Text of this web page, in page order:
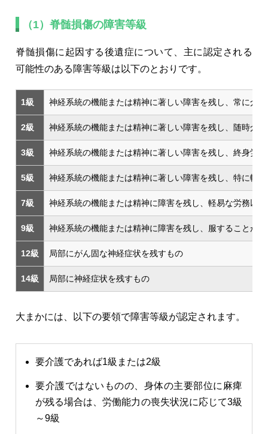
（1）脊髄損傷の障害等級
脊髄損傷に起因する後遺症について、主に認定される
可能性のある障害等級は以下のとおりです。
1級 神経系統の機能または精神に著しい障害を残し、常に介
2級 神経系統の機能または精神に著しい障害を残し、随時介
3級 神経系統の機能または精神に著しい障害を残し、終身労
5級 神経系統の機能または精神に著しい障害を残し、特に軽
7級 神経系統の機能または精神に障害を残し、軽易な労務以
9級 神経系統の機能または精神に障害を残し、服することが
12級 局部にがん固な神経症状を残すもの
14級 局部に神経症状を残すもの
大まかには、以下の要領で障害等級が認定されます。
要介護であれば1級または2級
要介護ではないものの、身体の主要部位に麻痺
が残る場合は、労働能力の喪失状況に応じて3級
～9級